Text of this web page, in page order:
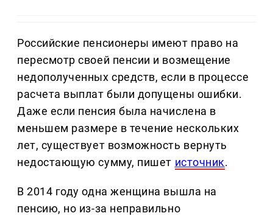
Российские пенсионеры имеют право на
пересмотр своей пенсии и возмещение
недополученных средств, если в процессе
расчета выплат были допущены ошибки.
Даже если пенсия была начислена в
меньшем размере в течение нескольких
лет, существует возможность вернуть
недостающую сумму, пишет источник.
В 2014 году одна женщина вышла на
пенсию, но из-за неправильно